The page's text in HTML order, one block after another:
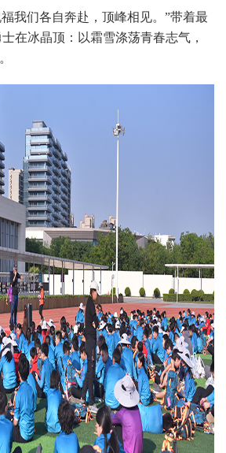
我们各自奔赴，顶峰相见。”带着最
在冰晶顶：以霜雪涤荡青春志气，